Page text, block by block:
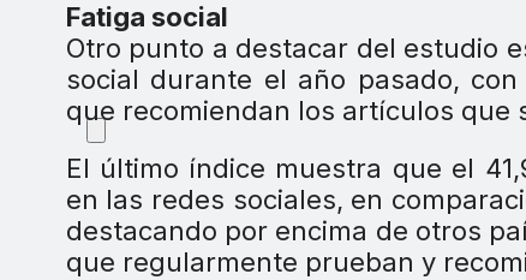
Fatiga social
Otro punto a destacar del estudio
social durante el año pasado,
que recomiendan los artículos que
El último índice muestra que el
en las redes sociales, en
destacando por encima de otros
que regularmente prueban y